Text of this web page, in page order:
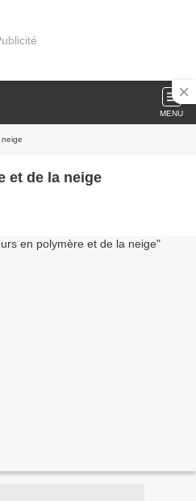
MENU
et de la neige